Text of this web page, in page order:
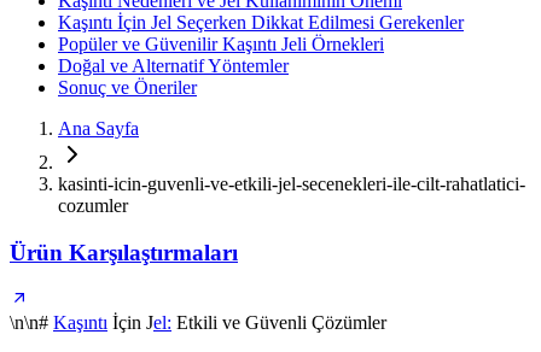
Kaşıntı İçin Jel Seçerken Dikkat Edilmesi Gerekenler
Popüler ve Güvenilir Kaşıntı Jeli Örnekleri
Doğal ve Alternatif Yöntemler
Sonuç ve Öneriler
Ana Sayfa
kasinti-icin-guvenli-ve-etkili-jel-secenekleri-ile-cilt-rahatlatici-
cozumler
Ürün Karşılaştırmaları
\n\n# Kaşıntı İçin Jel: Etkili ve Güvenli Çözümler